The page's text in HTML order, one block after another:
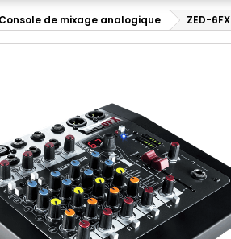
Console de mixage analogique ZED-6FX